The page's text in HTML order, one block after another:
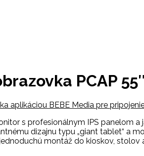
PCAP
aplikáciou BEBE Media pre
s profesionálnym IPS panelom
dizajnu typu „giant tablet“ a
montáž do kioskov,